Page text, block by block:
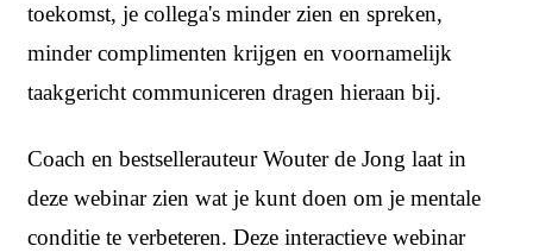
toekomst, je collega's minder zien en spreken,
minder complimenten krijgen en voornamelijk
taakgericht communiceren dragen hieraan bij.
Coach en bestsellerauteur Wouter de Jong laat in
deze webinar zien wat je kunt doen om je mentale
conditie te verbeteren. Deze interactieve webinar